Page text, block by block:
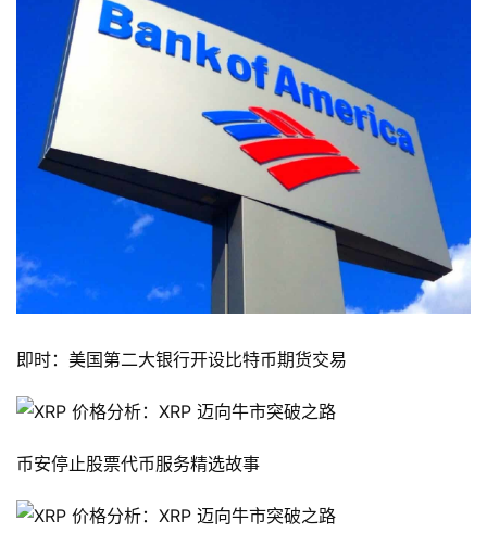
指
数
用
具
荐
即时：美国第二大银行开设比特币期货交易
币安停止股票代币服务精选故事